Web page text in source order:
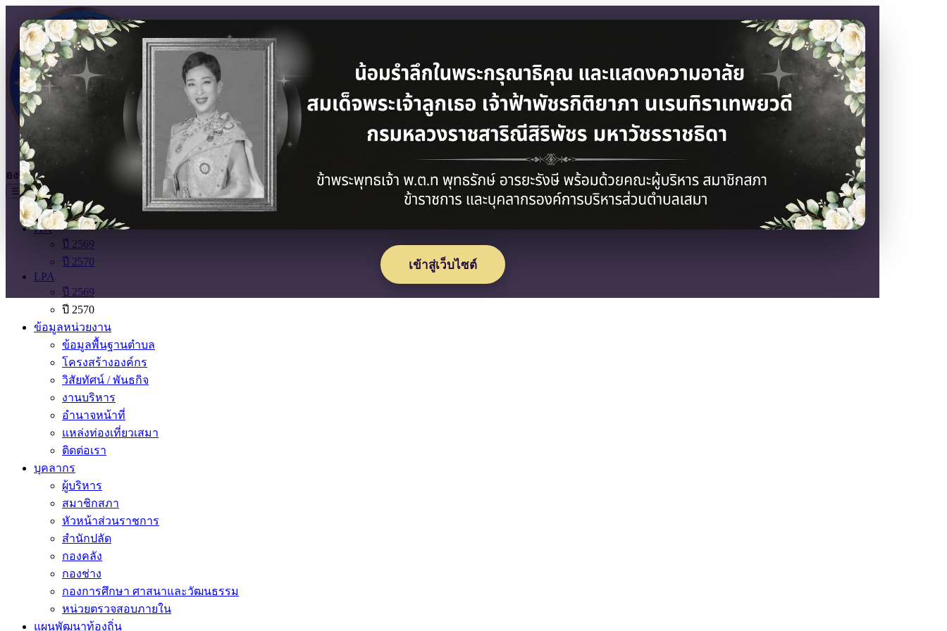
เข้าสู่เว็บไซต์
องค์การบริหารส่วนตำบลเสมา อำเภอสูงเนิน จังหวัดนครราชสีมา
☰
Home
ITA
ปี 2569
ปี 2570
LPA
ปี 2569
ปี 2570
ข้อมูลหน่วยงาน
ข้อมูลพื้นฐานตำบล
โครงสร้างองค์กร
วิสัยทัศน์ / พันธกิจ
งานบริหาร
อำนาจหน้าที่
แหล่งท่องเที่ยวเสมา
ติดต่อเรา
บุคลากร
ผู้บริหาร
สมาชิกสภา
หัวหน้าส่วนราชการ
สำนักปลัด
กองคลัง
กองช่าง
กองการศึกษา ศาสนาและวัฒนธรรม
หน่วยตรวจสอบภายใน
แผนพัฒนาท้องถิ่น